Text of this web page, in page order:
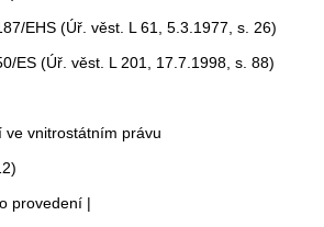
EHS (Úř. věst. L 61, 5.3.1977, s. 26)
ES (Úř. věst. L 201, 17.7.1998, s. 88)
ve vnitrostátním právu
provedení |